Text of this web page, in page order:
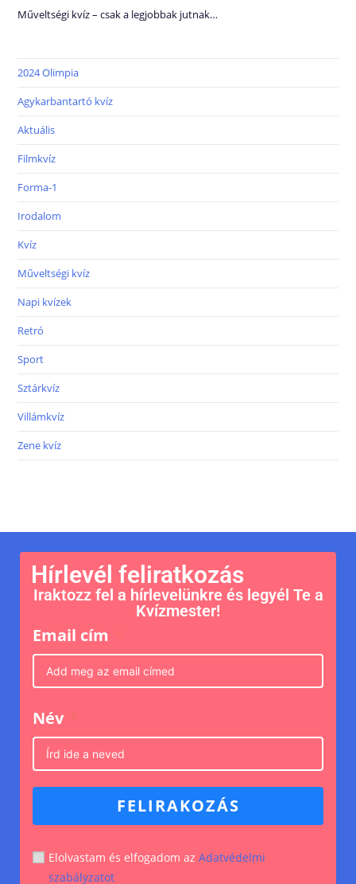
Műveltségi kvíz – csak a legjobbak jutnak…
2024 Olimpia
Agykarbantartó kvíz
Aktuális
Filmkvíz
Forma-1
Irodalom
Kvíz
Műveltségi kvíz
Napi kvízek
Retró
Sport
Sztárkvíz
Villámkvíz
Zene kvíz
Hírlevél feliratkozás
Iraktozz fel a hírlevelünkre és legyél Te a
Kvízmester!
Email cím
Név
FELIRAKOZÁS
Elolvastam és elfogadom az Adatvédelmi
szabályzatot